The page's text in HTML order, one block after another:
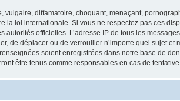
diffamatoire, choquant, menaçant,
la loi internationale. Si vous ne respectez pas ces
autorités officielles. L’adresse IP de tous les
de déplacer ou de verrouiller n’importe quel sujet
soient enregistrées dans notre base de
être tenus comme responsables en cas de